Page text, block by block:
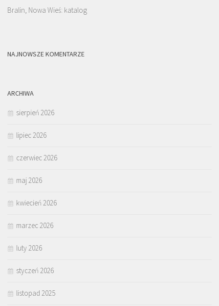
Bralin, Nowa Wieś: katalog
NAJNOWSZE KOMENTARZE
ARCHIWA
sierpień 2026
lipiec 2026
czerwiec 2026
maj 2026
kwiecień 2026
marzec 2026
luty 2026
styczeń 2026
listopad 2025